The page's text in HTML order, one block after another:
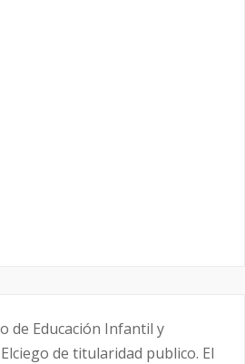
de Educación Infantil y
de titularidad publico. El